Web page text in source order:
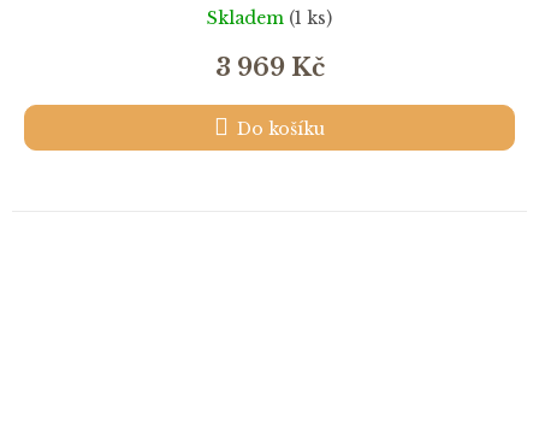
Skladem (1 ks)
3 969 Kč
Do košíku